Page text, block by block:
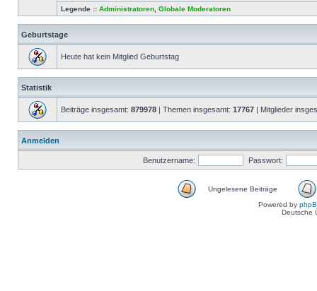
Legende :: Administratoren Globale Moderatoren
Geburtstage
Heute hat kein Mitglied Geburtstag
Statistik
Beiträge insgesamt: 879978 | Themen insgesamt: 17767 | Mitglieder
Anmelden
Benutzername: Passwort:
Ungelesene Beiträge
Powered by
Deutsche